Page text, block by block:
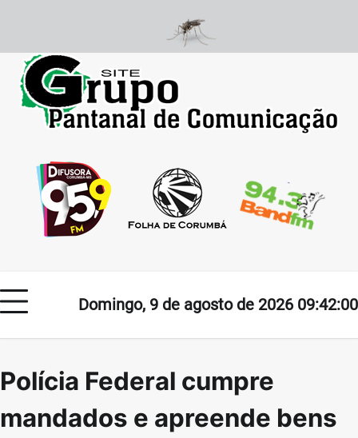
content
Domingo, 9 de agosto de 2026 09:42:00
Polícia Federal cumpre
mandados e apreende bens